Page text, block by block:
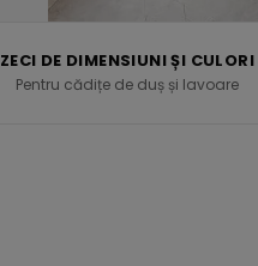
ZECI DE DIMENSIUNI ȘI CULORI
Pentru cădițe de duș și lavoare